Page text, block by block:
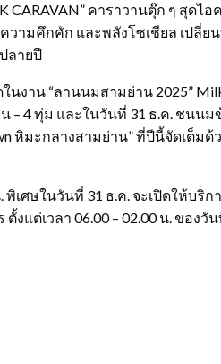
คาราวานตุ๊ก ๆ สุดไอ
วามคึกคัก และพลังโซเชียล เปลี่ย
ลายปี
งาน “ลานนมสามย่าน 2025”
– 4 ทุ่ม และในวันที่ 31 ธ.ค. ชนน
หิมะกลางสามย่าน” ที่ปีนี้จัดเต็มด้
เศษในวันที่ 31 ธ.ค. จะเปิดให้บริก
แต่เวลา 06.00 – 02.00 น. ของวั